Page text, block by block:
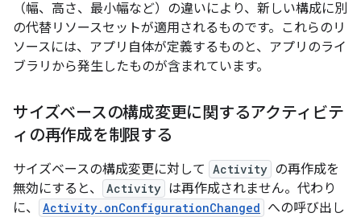
（幅、高さ、最小幅など）の違いにより、新しい構成に別
の代替リソースセットが適用されるものです。
これらのリ
ソースには、アプリ自体が定義するものと、アプリのライ
ブラリから発生したものが含まれています。
サイズベースの構成変更に関するアクティビテ
ィの再作成を制限する
サイズベースの構成変更に対して Activity の再作成を
無効にすると、
Activity は再作成されません。代わり
に、
Activity.onConfigurationChanged への呼び出し